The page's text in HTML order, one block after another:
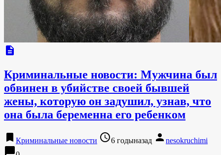
description
Криминальные новости: Мужчина был
обвинен в убийстве своей бывшей
жены, которую он задушил, узнав, что
она была беременна его ребенком
bookmark Криминальные новости access_time6 годыназад person nesokruchimi
chat_bubble